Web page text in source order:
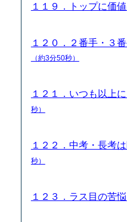
１１９．トップに価
１２０．２番手・３
（約3分50秒）
１２１．いつも以上
秒）
１２２．中考・長考
秒）
１２３．ラス目の苦